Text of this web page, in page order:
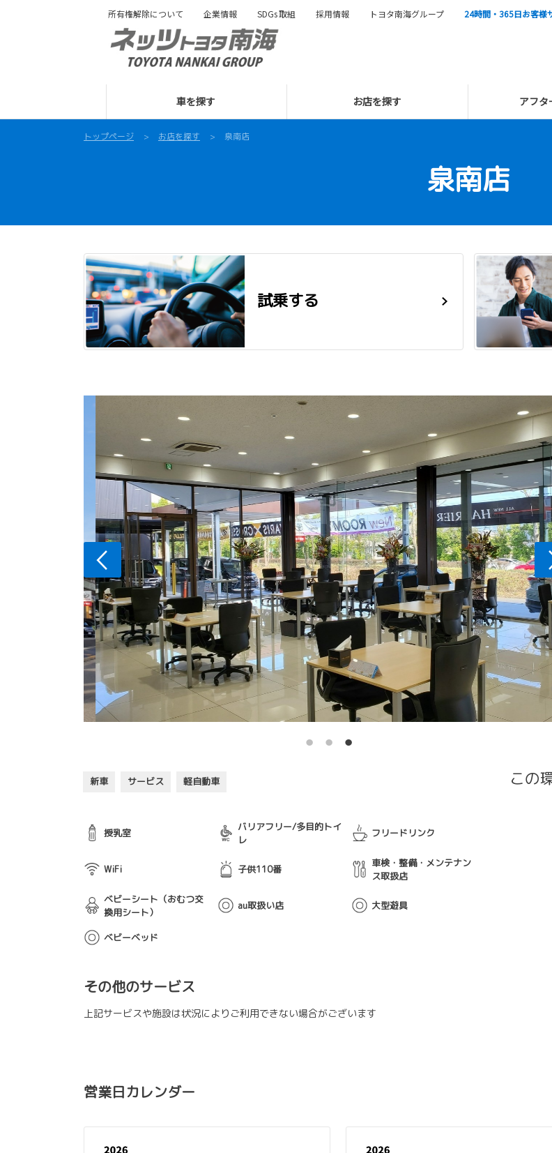
車を探す お店を探す アフタ
所有権解除について 企業情報 SDGs取組 採用情報 トヨタ南海グループ 24時間・365日お客様
トップページ お店を探す 泉南店
泉南店
試乗する
新車 サービス 軽自動車
授乳室
バリアフリー/多目的トイ
レ
フリードリンク
WiFi 子供110番
車検・整備・メンテナン
ス取扱店
ベビーシート（おむつ交
換用シート）
au取扱い店 大型遊具
ベビーベッド
その他のサービス
上記サービスや施設は状況によりご利用できない場合がございます
この
営業日カレンダー